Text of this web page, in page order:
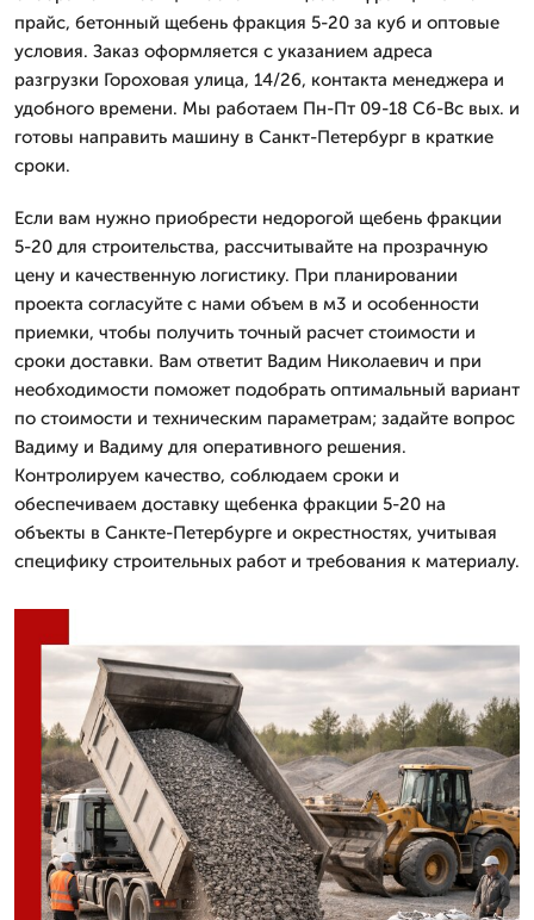
прайс, бетонный щебень фракция 5-20 за куб и оптовые
условия. Заказ оформляется с указанием адреса
разгрузки Гороховая улица, 14/26, контакта менеджера и
удобного времени. Мы работаем Пн-Пт 09-18 Сб-Вс вых. и
готовы направить машину в Санкт-Петербург в краткие
сроки.
Если вам нужно приобрести недорогой щебень фракции
5-20 для строительства, рассчитывайте на прозрачную
цену и качественную логистику. При планировании
проекта согласуйте с нами объем в м3 и особенности
приемки, чтобы получить точный расчет стоимости и
сроки доставки. Вам ответит Вадим Николаевич и при
необходимости поможет подобрать оптимальный вариант
по стоимости и техническим параметрам; задайте вопрос
Вадиму и Вадиму для оперативного решения.
Контролируем качество, соблюдаем сроки и
обеспечиваем доставку щебенка фракции 5-20 на
объекты в Санкте-Петербурге и окрестностях, учитывая
специфику строительных работ и требования к материалу.